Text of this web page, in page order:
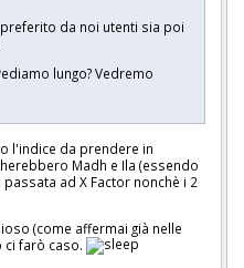
da noi utenti sia poi
lungo? Vedremo
l'indice da prendere in
Madh e Ila (essendo
ad X Factor nonchè i 2
(come affermai già nelle
ci farò caso.